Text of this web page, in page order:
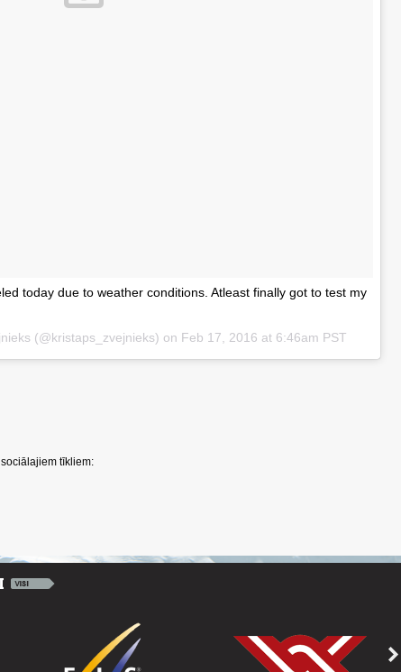
today due to weather conditions. Atleast finally got to test my
(@kristaps_zvejnieks) on Feb 17, 2016 at 6:46am PST
tīkliem: